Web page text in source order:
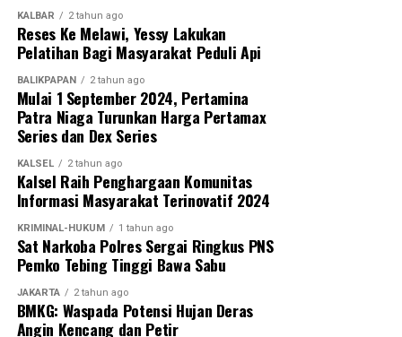
KALBAR 2 tahun ago
Reses Ke Melawi, Yessy Lakukan
Pelatihan Bagi Masyarakat Peduli Api
BALIKPAPAN 2 tahun ago
Mulai 1 September 2024, Pertamina
Patra Niaga Turunkan Harga Pertamax
Series dan Dex Series
KALSEL 2 tahun ago
Kalsel Raih Penghargaan Komunitas
Informasi Masyarakat Terinovatif 2024
KRIMINAL-HUKUM 1 tahun ago
Sat Narkoba Polres Sergai Ringkus PNS
Pemko Tebing Tinggi Bawa Sabu
JAKARTA 2 tahun ago
BMKG: Waspada Potensi Hujan Deras
Angin Kencang dan Petir